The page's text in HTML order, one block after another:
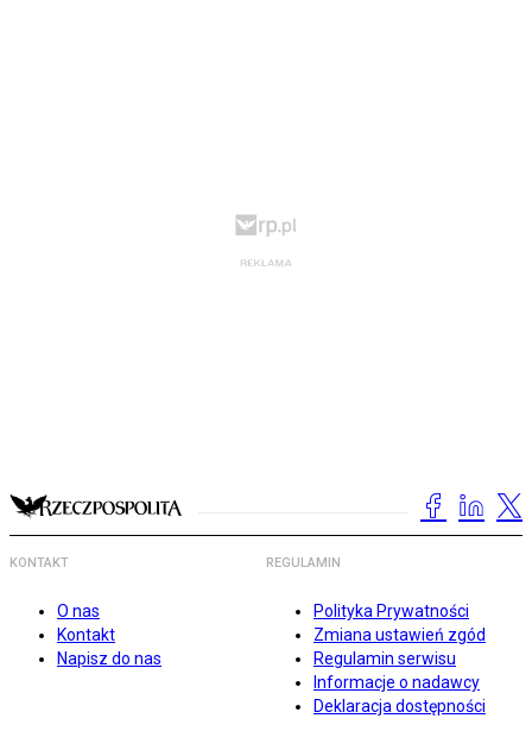
KONTAKT
O nas
Kontakt
Napisz do nas
REGULAMIN
Polityka Prywatności
Zmiana ustawień zgód
Regulamin serwisu
Informacje o nadawcy
Deklaracja dostępności